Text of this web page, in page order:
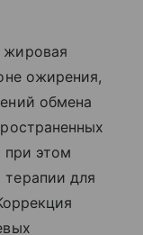
жировая
ожирения,
обмена
при этом
для